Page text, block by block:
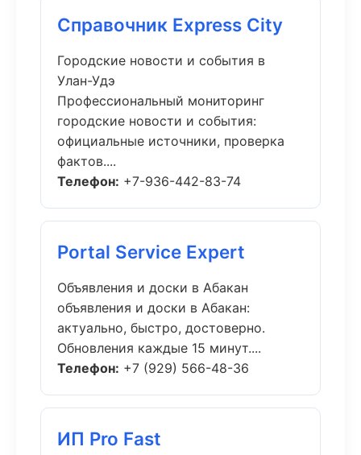
Справочник Express City
Городские новости и события в
Улан-Удэ
Профессиональный мониторинг
городские новости и события:
официальные источники, проверка
фактов....
Телефон: +7-936-442-83-74
Portal Service Expert
Объявления и доски в Абакан
объявления и доски в Абакан:
актуально, быстро, достоверно.
Обновления каждые 15 минут....
Телефон: +7 (929) 566-48-36
ИП Pro Fast